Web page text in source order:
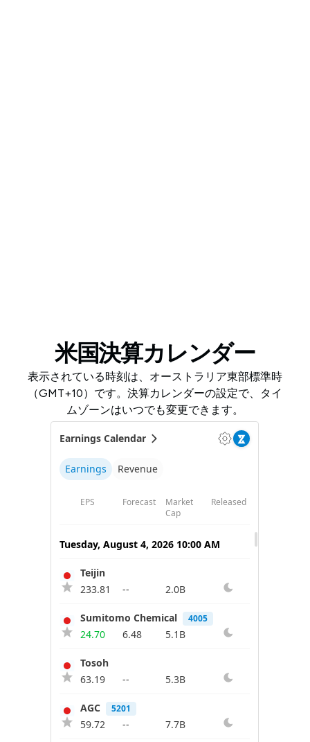
米国決算カレンダー
表示されている時刻は、オーストラリア東部標準時
（GMT+10）です。決算カレンダーの設定で、タイ
ムゾーンはいつでも変更できます。